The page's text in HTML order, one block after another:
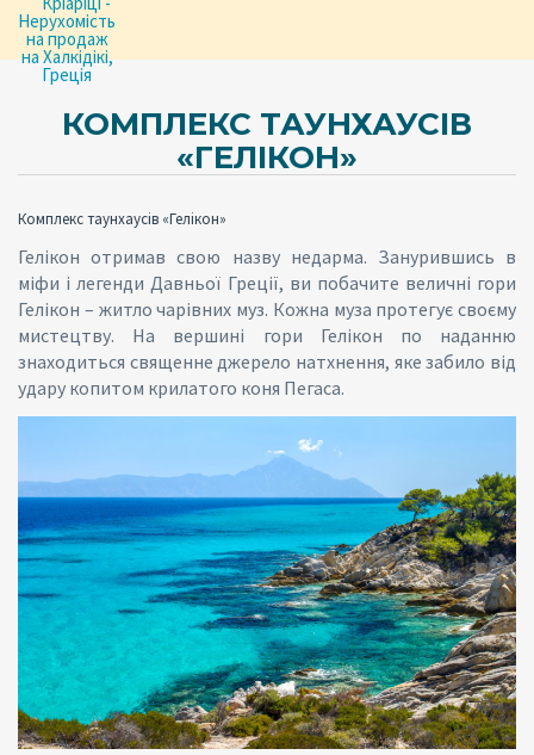
КОМПЛЕКС ТАУНХАУСІВ
«ГЕЛІКОН»
Комплекс таунхаусів «Гелікон»
Гелікон отримав свою назву недарма. Занурившись в
міфи і легенди Давньої Греції, ви побачите величні гори
Гелікон – житло чарівних муз. Кожна муза протегує своєму
мистецтву. На вершині гори Гелікон по наданню
знаходиться священне джерело натхнення, яке забило від
удару копитом крилатого коня Пегаса.